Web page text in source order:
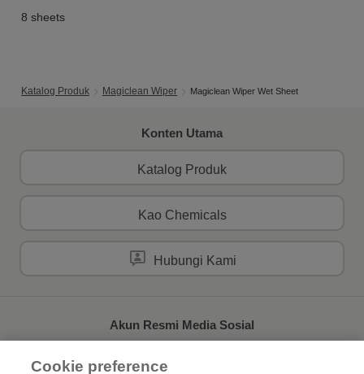
8 sheets
Katalog Produk Magiclean Wiper Magiclean Wiper Wet Sheet
Konten Utama
Katalog Produk
Kao Chemicals
Hubungi Kami
Akun Resmi Media Sosial
Cookie preference